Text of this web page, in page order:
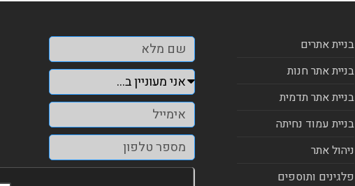
בניית אתרים
בניית אתר חנות
בניית אתר תדמית
בניית עמוד נחיתה
ניהול אתר
פלגינים ותוספים